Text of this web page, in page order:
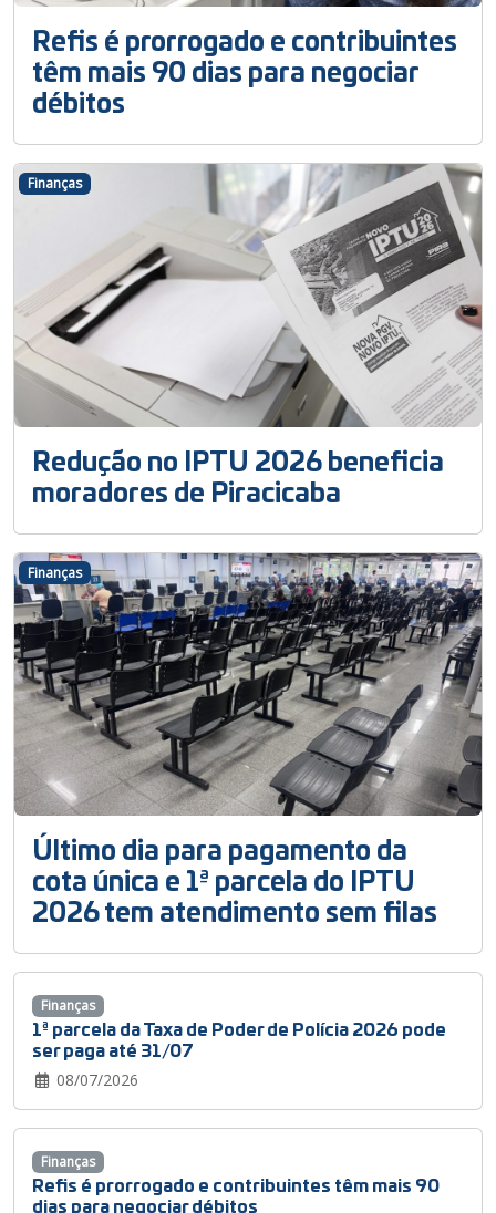
Refis é prorrogado e contribuintes
têm mais 90 dias para negociar
débitos
Redução no IPTU 2026 beneficia
moradores de Piracicaba
Finanças
Último dia para pagamento da
cota única e 1ª parcela do IPTU
2026 tem atendimento sem filas
Finanças
1ª parcela da Taxa de Poder de Polícia 2026 pode
ser paga até 31/07
08/07/2026
Finanças
Refis é prorrogado e contribuintes têm mais 90
dias para negociar débitos
Finanças